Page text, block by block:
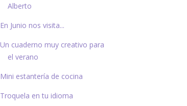
Alberto
En Junio nos visita...
Un cuaderno muy creativo para
el verano
Mini estantería de cocina
Troquela en tu idioma